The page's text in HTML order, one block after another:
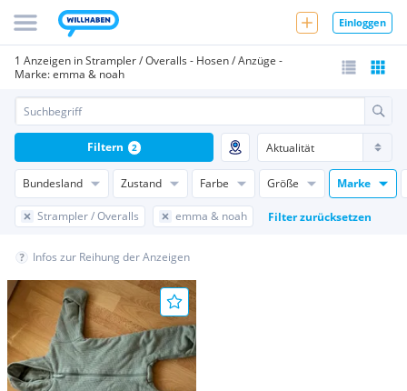
Einloggen
1 Anzeigen in Strampler / Overalls - Hosen / Anzüge -
Marke: emma & noah
Bundesland Zustand Farbe Größe Marke
Strampler / Overalls emma & noah Filter zurücksetzen
Filtern 2
Infos zur Reihung der Anzeigen